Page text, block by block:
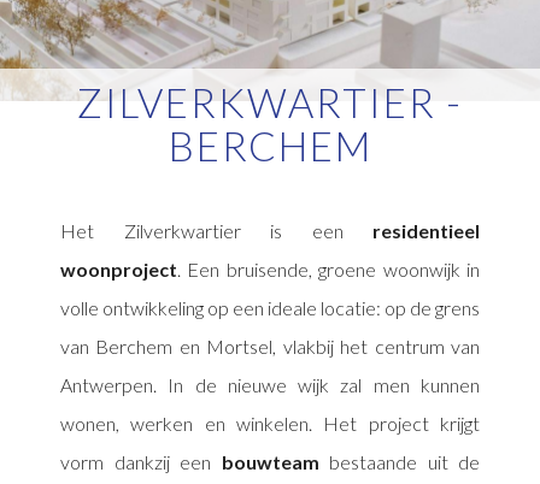
ZILVERKWARTIER -
BERCHEM
Het Zilverkwartier is een residentieel
woonproject. Een bruisende, groene woonwijk in
volle ontwikkeling op een ideale locatie: op de grens
van Berchem en Mortsel, vlakbij het centrum van
Antwerpen. In de nieuwe wijk zal men kunnen
wonen, werken en winkelen. Het project krijgt
vorm dankzij een bouwteam bestaande uit de